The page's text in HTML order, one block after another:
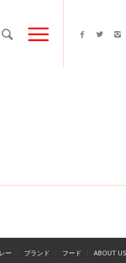
ー ブランド フード ABOUT US